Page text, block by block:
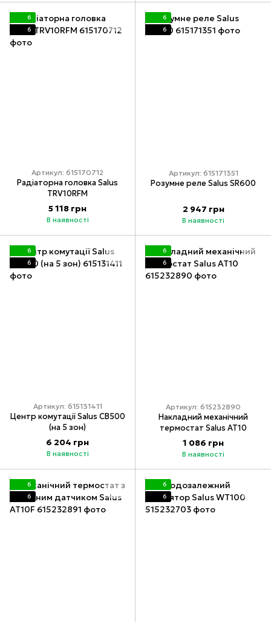
6
6
Артикул: 615170712
Радіаторна головка Salus
TRV10RFM
5 118 грн
В наявності
6
6
Артикул: 615171351
Розумне реле Salus SR600
2 947 грн
В наявності
6
6
Артикул: 615131411
Центр комутації Salus CB500
(на 5 зон)
6 204 грн
В наявності
6
6
Артикул: 615232890
Накладний механічний
термостат Salus AT10
1 086 грн
В наявності
6
6
6
6